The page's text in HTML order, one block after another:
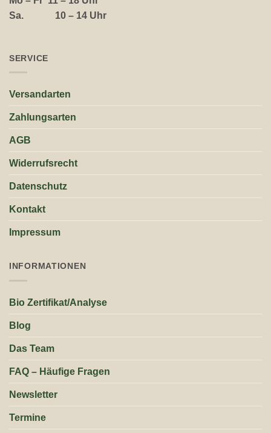
Sa. 10 – 14 Uhr
SERVICE
Versandarten
Zahlungsarten
AGB
Widerrufsrecht
Datenschutz
Kontakt
Impressum
INFORMATIONEN
Bio Zertifikat/Analyse
Blog
Das Team
FAQ – Häufige Fragen
Newsletter
Termine